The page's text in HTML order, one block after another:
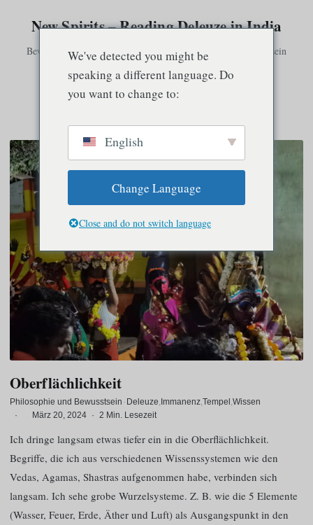
New Spirits – Reading Deleuze in India
Bewusstsein existiert nur in Verbindung mit anderem Bewusstsein
Speisekarte
Oberflächlichkeit
Philosophie und Bewusstsein · Deleuze Immanenz Tempel Wissen
·
März 20, 2024 · 2 Min. Lesezeit
Ich dringe langsam etwas tiefer ein in die Oberflächlichkeit.
Begriffe, die ich aus verschiedenen Wissenssystemen wie den
Vedas, Agamas, Shastras aufgenommen habe, verbinden sich
langsam. Ich sehe grobe Wurzelsysteme. Z. B. wie die 5 Elemente
(Wasser, Feuer, Erde, Äther und Luft) als Ausgangspunkt in den
We've detected you might be
speaking a different language. Do
you want to change to:
English
Change Language
Close and do not switch language